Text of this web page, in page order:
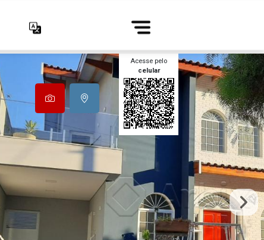
Acesse pelo
celular